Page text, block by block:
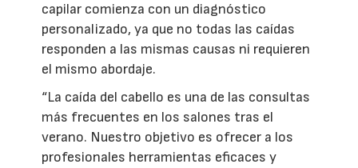
capilar comienza con un diagnóstico
personalizado, ya que no todas las caídas
responden a las mismas causas ni requieren
el mismo abordaje.
“La caída del cabello es una de las consultas
más frecuentes en los salones tras el
verano. Nuestro objetivo es ofrecer a los
profesionales herramientas eficaces y